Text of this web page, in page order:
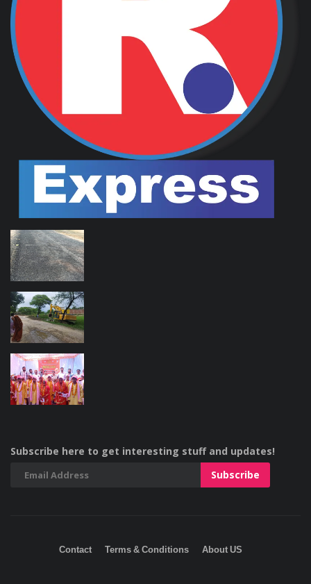
Subscribe here to get interesting stuff and updates!
Contact Terms & Conditions About US